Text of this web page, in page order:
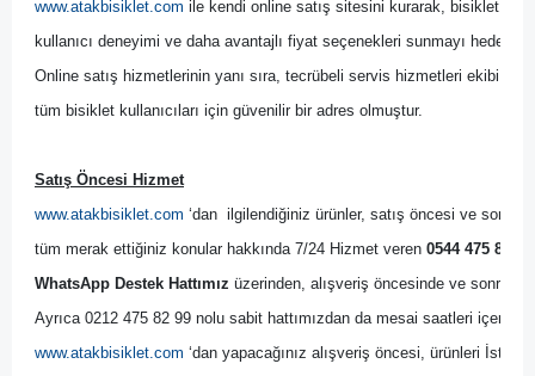
www.atakbisiklet.com ile kendi online satış sitesini kurarak, bisiklet
kullanıcı deneyimi ve daha avantajlı fiyat seçenekleri sunmayı
Online satış hizmetlerinin yanı sıra, tecrübeli servis hizmetleri ekibi ile
tüm bisiklet kullanıcıları için güvenilir bir adres olmuştur.
Satış Öncesi Hizmet
www.atakbisiklet.com ‘dan  ilgilendiğiniz ürünler, satış öncesi ve
tüm merak ettiğiniz konular hakkında 7/24 Hizmet veren 0544 475 82
WhatsApp Destek Hattımız üzerinden, alışveriş öncesinde ve
Ayrıca 0212 475 82 99 nolu sabit hattımızdan da mesai saatleri
www.atakbisiklet.com ‘dan yapacağınız alışveriş öncesi, ürünleri